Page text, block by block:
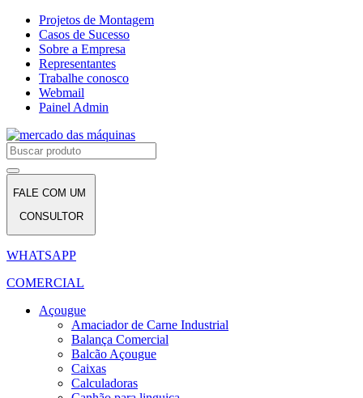
Projetos de Montagem
Casos de Sucesso
Sobre a Empresa
Representantes
Trabalhe conosco
Webmail
Painel Admin
FALE COM UM
CONSULTOR
WHATSAPP
COMERCIAL
Açougue
Amaciador de Carne Industrial
Balança Comercial
Balcão Açougue
Caixas
Calculadoras